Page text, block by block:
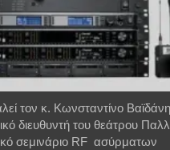
τον κ. Κωνσταντίνο
διευθυντή του θεάτρου
σεμινάριο RF ασύρματων